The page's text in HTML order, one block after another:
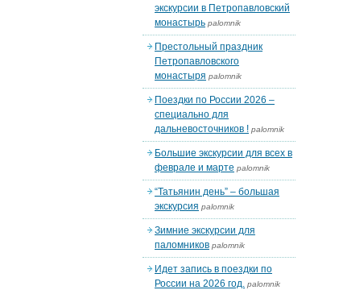
экскурсии в Петропавловский
монастырь palomnik
Престольный праздник
Петропавловского
монастыря palomnik
Поездки по России 2026 –
специально для
дальневосточников ! palomnik
Большие экскурсии для всех в
феврале и марте palomnik
“Татьянин день” – большая
экскурсия palomnik
Зимние экскурсии для
паломников palomnik
Идет запись в поездки по
России на 2026 год. palomnik